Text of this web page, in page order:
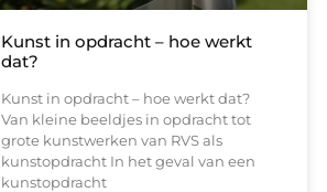
Kunst in opdracht – hoe werkt
dat?
Kunst in opdracht – hoe werkt dat?
Van kleine beeldjes in opdracht tot
grote kunstwerken van RVS als
kunstopdracht In het geval van een
kunstopdracht